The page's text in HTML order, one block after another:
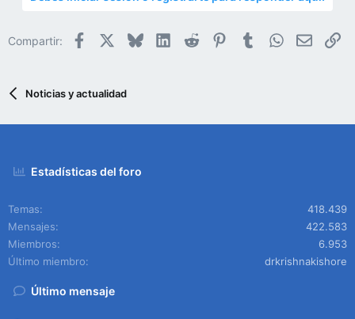
Compartir: Facebook BlueskyLinkedIn
Reddit PinterestTumblrWhatsApp
Email
Noticias y actualidad
Estadísticas del foro
Temas
418.439
Mensajes
422.583
Miembros
6.953
Último miembro
drkrishnakishore
Último mensaje